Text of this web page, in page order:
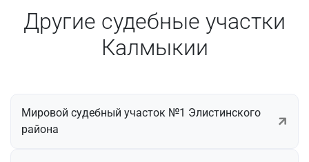
Другие судебные участки
Калмыкии
Мировой судебный участок №1 Элистинского
района